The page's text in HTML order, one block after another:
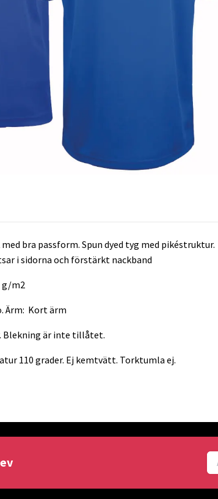
bra passform. Spun dyed tyg med pikéstruktur.
i sidorna och förstärkt nackband
g/m2
Ärm: Kort ärm
Blekning är inte tillåtet.
110 grader. Ej kemtvätt. Torktumla ej.